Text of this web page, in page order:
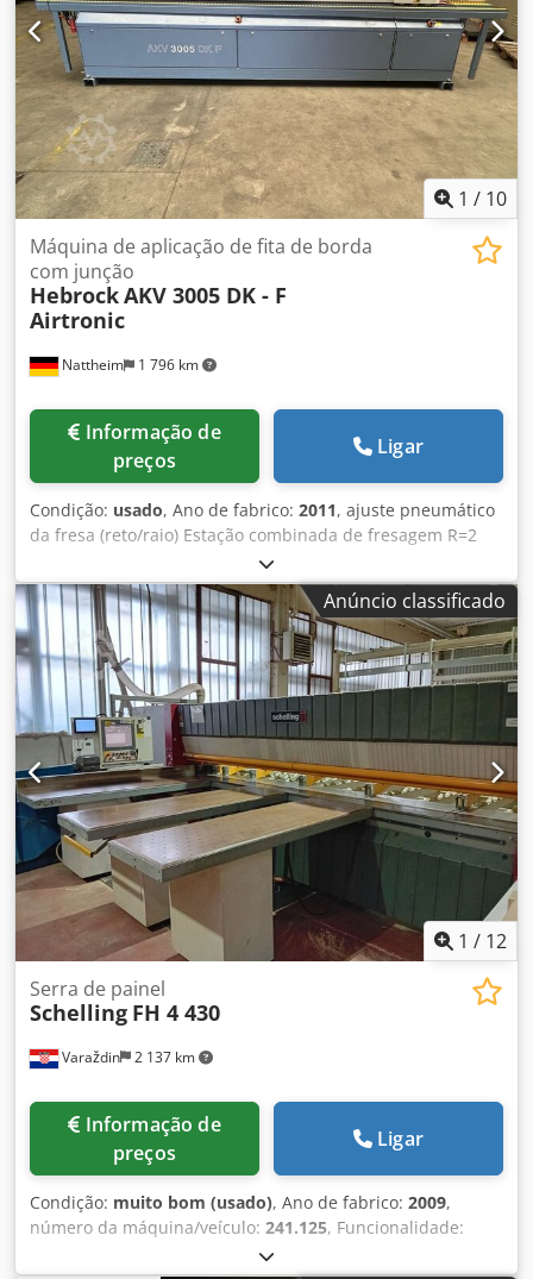
1 / 10
Nattheim 1 796 km
Máquina de aplicação de fita de borda
com junção
HebrockAKV 3005 DK - F
Airtronic
preços
Ligar
Condição: usado, Ano de fabrico: 2011, ajuste pneumático
da fresa (reto/raio) Estação combinada de fresagem R=2
Fresa arredondadora de cantos R= 2 até 40 mm Fresa de
junta até 40 mm Lâmina de puxar plana Lâmina de puxar
perfilada R = 2 peças curtas Controle SPS com tela sensível
ao toque Pro Face Aninhamento Pulverização
refrigerante/antiestática - airtronic Pulverização de
proteção de borda Riepe incl. reservatório intercambiável
Espessura da peça de trabalho 8 - 60 mm Fixação
mecânica da borda Bocal de extração: 140 mm Dimensões:
Comprimento com braço: 4984 mm Profundidade com
mesa de rolos: 1425 mm Altura máx.: 1618 mm Altura da
mesa de trabalho: 888 mm Peso: 1400 kg Local de
armazenamento: Nattheim Dkodpfexyiilsx Anxsr
Anúncio classificado
1 / 12
Varaždin 2 137 km
Serra de painel
Schelling FH 4 430
preços
Ligar
Condição: muito bom (usado), Ano de fabrico: 2009,
número da máquina/veículo: 241.125, Funcionalidade:
, Seccionadora horizontal do